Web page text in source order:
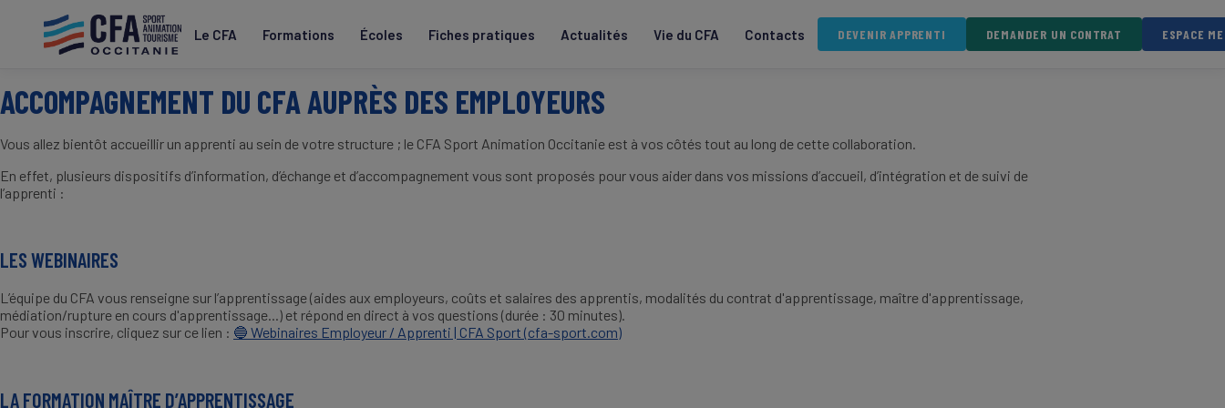
contenu
Le CFA Formations Écoles Fiches pratiques Actualités Vie du CFA Contacts DEVENIR APPRENTI DEMANDER UN CONTRAT ESPACE
ACCOMPAGNEMENT DU CFA AUPRÈS DES EMPLOYEURS
Vous allez bientôt accueillir un apprenti au sein de votre structure ; le CFA Sport Animation Occitanie est à vos côtés tout au long de cette collaboration.
En effet, plusieurs dispositifs d’information, d’échange et d’accompagnement vous sont proposés pour vous aider dans vos missions d’accueil, d’intégration et de suivi de
l’apprenti :
LES WEBINAIRES
L’équipe du CFA vous renseigne sur l’apprentissage (aides aux employeurs, coûts et salaires des apprentis, modalités du contrat d'apprentissage, maître d'apprentissage,
médiation/rupture en cours d'apprentissage...) et répond en direct à vos questions (durée : 30 minutes).
Pour vous inscrire, cliquez sur ce lien : 🔵 Webinaires Employeur / Apprenti | CFA Sport (cfa-sport.com)
LA FORMATION MAÎTRE D’APPRENTISSAGE